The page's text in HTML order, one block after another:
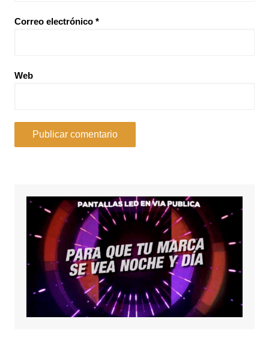
Correo electrónico *
Web